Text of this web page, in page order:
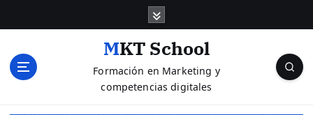
MKT School
Formación en Marketing y
competencias digitales